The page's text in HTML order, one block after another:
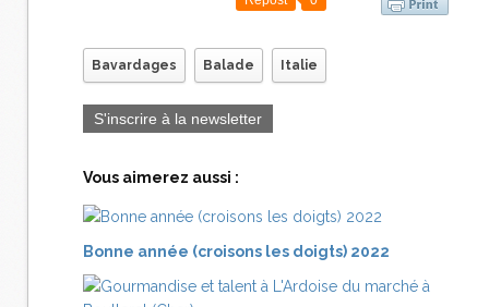
Bavardages Balade Italie
S'inscrire à la newsletter
Vous aimerez aussi :
Bonne année (croisons les doigts) 2022